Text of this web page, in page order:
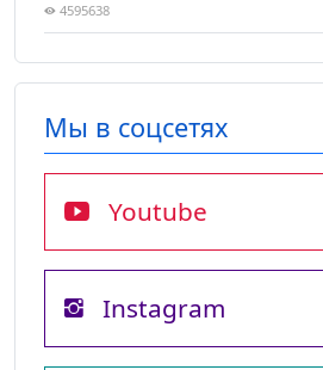
4595638
Мы в соцсетях
Youtube
Instagram